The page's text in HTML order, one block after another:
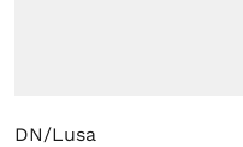
DN/Lusa